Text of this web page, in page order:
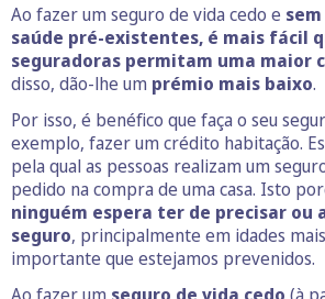
Ao fazer um seguro de vida cedo e
saúde pré-existentes, é mais fácil
seguradoras permitam uma maior
disso, dão-lhe um prémio mais baixo.
Por isso, é benéfico que faça o seu
exemplo, fazer um crédito habitação.
pela qual as pessoas realizam um
pedido na compra de uma casa. Isto
ninguém espera ter de precisar ou
seguro, principalmente em idades
importante que estejamos prevenidos.